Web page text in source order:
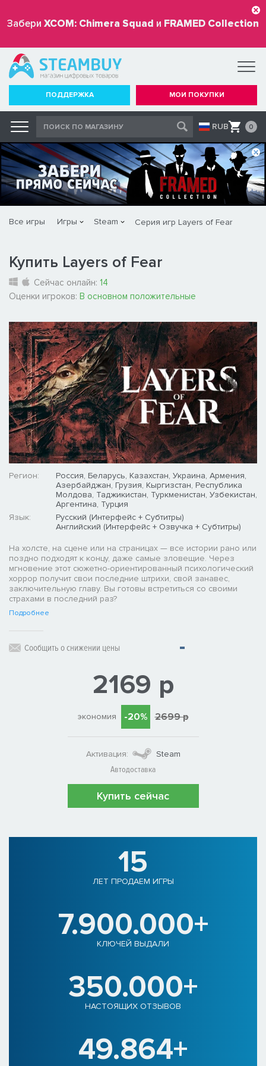
Забери XCOM: Chimera Squad и FRAMED Collection
бесплатно
ПОДДЕРЖКА МОИ ПОКУПКИ
RUB 0
Все игры Игры Steam Серия игр Layers of Fear
Купить Layers of Fear
Сейчас онлайн: 14
Оценки игроков: В основном положительные
Регион:
Россия, Беларусь, Казахстан, Украина, Армения,
Азербайджан, Грузия, Кыргизстан, Республика
Молдова, Таджикистан, Туркменистан, Узбекистан,
Аргентина, Турция
Язык:
Русский (Интерфейс + Субтитры)
Английский (Интерфейс + Озвучка + Субтитры)
На холсте, на сцене или на страницах — все истории рано или
поздно подходят к концу, даже самые зловещие. Через
мгновение этот сюжетно-ориентированный психологический
хоррор получит свои последние штрихи, свой занавес,
заключительную главу. Вы готовы встретиться со своими
страхами в последний раз?
Подробнее
Сообщить о снижении цены
2169 р
экономия -20% 2699 р
Активация:
Steam
Автодоставка
Купить сейчас
15
ЛЕТ ПРОДАЕМ ИГРЫ
7.900.000+
КЛЮЧЕЙ ВЫДАЛИ
350.000+
НАСТОЯЩИХ ОТЗЫВОВ
49.864+